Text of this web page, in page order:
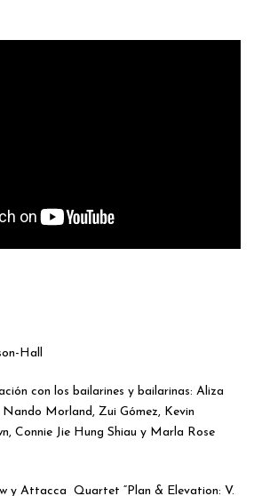
Hall
con los bailarines y bailarinas: Aliza
Nando Morland, Zui Gómez, Kevin
Connie Jie Hung Shiau y Marla Rose
y Attacca Quartet “Plan & Elevation: V.